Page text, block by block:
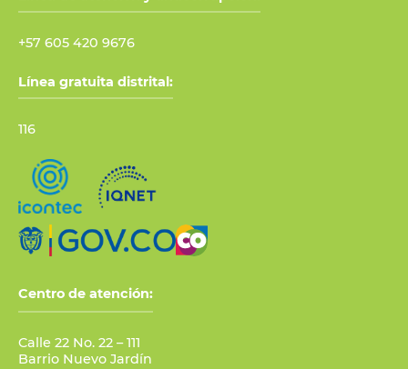
+57 605 420 9676
Línea gratuita distrital:
116
Centro de atención:
Calle 22 No. 22 – 111
Barrio Nuevo Jardín